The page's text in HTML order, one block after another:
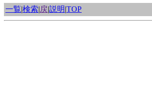
一覧|検索|戻|説明|TOP